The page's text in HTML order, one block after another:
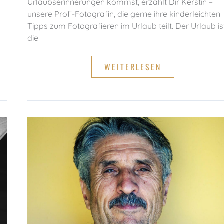
Urlaubserinnerungen kommst, erzählt Dir Kerstin –
unsere Profi-Fotografin, die gerne ihre kinderleichten
Tipps zum Fotografieren im Urlaub teilt. Der Urlaub
die
URLAUBSFOTOS:
EINFACHE
PROFI-
KERSTIN
SCHWISTER
WEITERLESEN